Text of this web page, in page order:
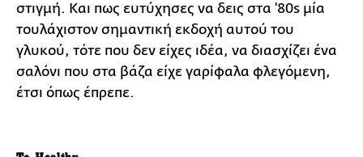
στιγμή. Και πως ευτύχησες να δεις στα '80s μία
τουλάχιστον σημαντική εκδοχή αυτού του
γλυκού, τότε που δεν είχες ιδέα, να διασχίζει ένα
σαλόνι που στα βάζα είχε γαρίφαλα φλεγόμενη,
έτσι όπως έπρεπε.